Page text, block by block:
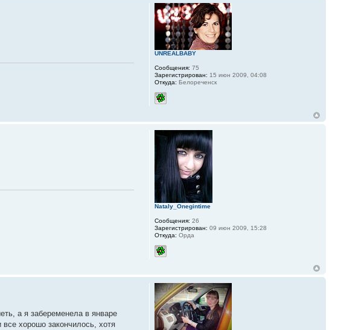
UNREALBABY
Сообщения: 75
Зарегистрирован: 15 июн 2009, 04:08
Откуда: Белореченск
Nataly_Onegintime
Сообщения: 26
Зарегистрирован: 09 июн 2009, 15:28
Откуда: Орда
а я забеременела в январе
хорошо закончилось, хотя